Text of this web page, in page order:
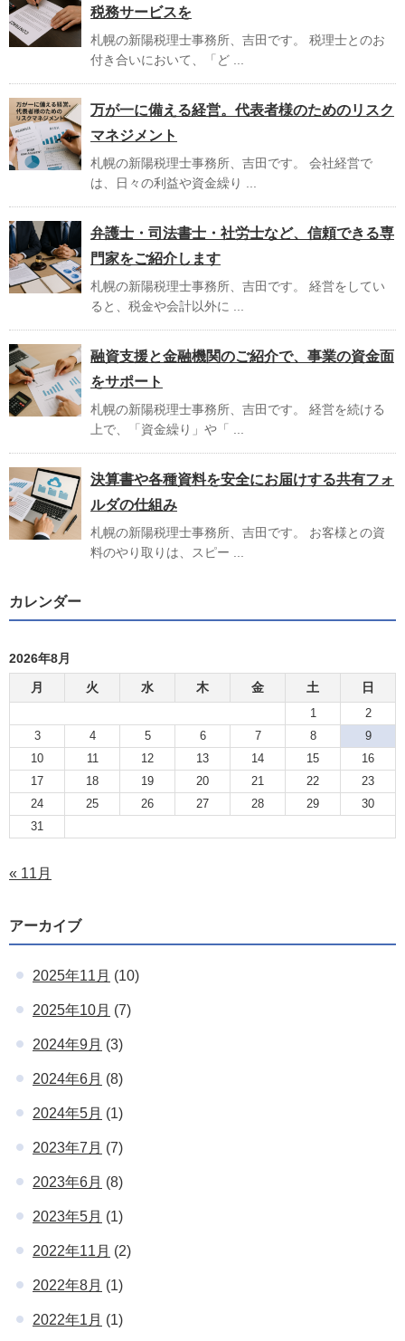
税務サービスを
札幌の新陽税理士事務所、吉田です。 税理士とのお
付き合いにおいて、「ど ...
万が一に備える経営。代表者様のためのリスク
マネジメント
札幌の新陽税理士事務所、吉田です。 会社経営で
は、日々の利益や資金繰り ...
弁護士・司法書士・社労士など、信頼できる専
門家をご紹介します
札幌の新陽税理士事務所、吉田です。 経営をしてい
ると、税金や会計以外に ...
融資支援と金融機関のご紹介で、事業の資金面
をサポート
札幌の新陽税理士事務所、吉田です。 経営を続ける
上で、「資金繰り」や「 ...
決算書や各種資料を安全にお届けする共有フォ
ルダの仕組み
札幌の新陽税理士事務所、吉田です。 お客様との資
料のやり取りは、スピー ...
カレンダー
2026年8月
月
火 水 木 金 土 日
1
2
3
4 5 6 7 8
9
10
11 12 13 14 15
16
17
18 19 20 21 22
23
24
25 26 27 28 29
30
31
« 11月
アーカイブ
2025年11月 (10)
2025年10月 (7)
2024年9月 (3)
2024年6月 (8)
2024年5月 (1)
2023年7月 (7)
2023年6月 (8)
2023年5月 (1)
2022年11月 (2)
2022年8月 (1)
2022年1月 (1)